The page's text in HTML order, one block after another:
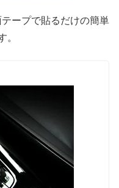
ープで貼るだけの簡単
。